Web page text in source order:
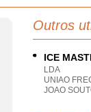
Outros
ICE
LDA
UNIAO
JOAO